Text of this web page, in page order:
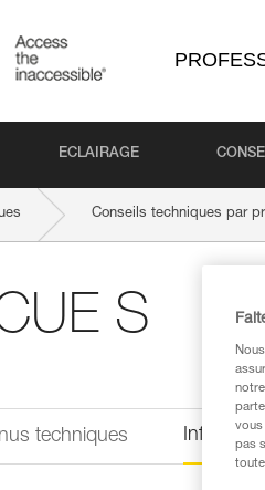
ECLAIRAGE
Conseils techniques par
S
techniques
vous
pas